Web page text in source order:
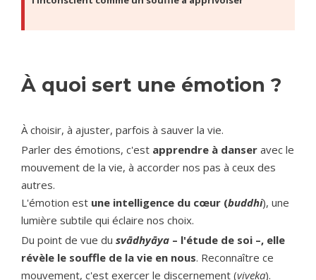
À quoi sert une émotion ?
À choisir, à ajuster, parfois à sauver la vie.
Parler des émotions, c'est apprendre à danser avec le
mouvement de la vie, à accorder nos pas à ceux des
autres.
L'émotion est une intelligence du cœur (buddhi), une
lumière subtile qui éclaire nos choix.
Du point de vue du svādhyāya – l'étude de soi –, elle
révèle le souffle de la vie en nous. Reconnaître ce
mouvement, c'est exercer le discernement (viveka).